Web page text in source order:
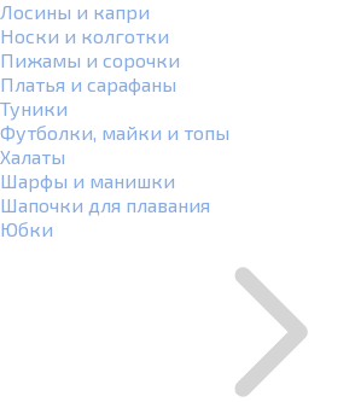
Лосины и капри
Носки и колготки
Пижамы и сорочки
Платья и сарафаны
Туники
Футболки, майки и топы
Халаты
Шарфы и манишки
Шапочки для плавания
Юбки